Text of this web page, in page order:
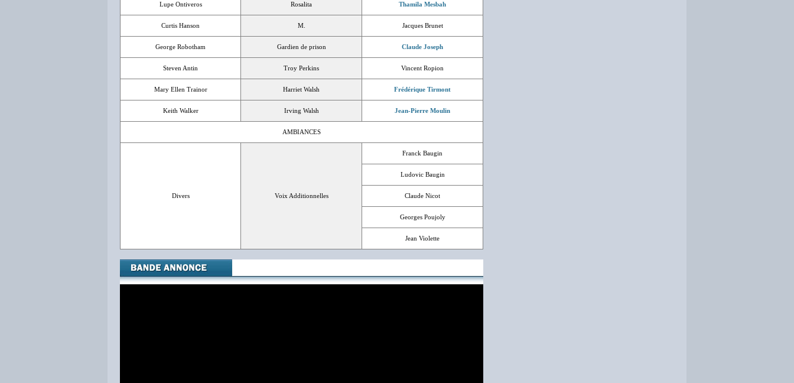
Lupe Ontiveros Rosalita Thamila Mesbah
Curtis Hanson M. Jacques Brunet
George Robotham Gardien de prison Claude Joseph
Steven Antin Troy Perkins Vincent Ropion
Mary Ellen Trainor Harriet Walsh Frédérique Tirmont
Keith Walker Irving Walsh Jean-Pierre Moulin
AMBIANCES
Divers Voix Additionnelles
Franck Baugin
Ludovic Baugin
Claude Nicot
Georges Poujoly
Jean Violette